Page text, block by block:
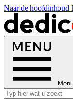
Naar de hoofdinhoud
Menu